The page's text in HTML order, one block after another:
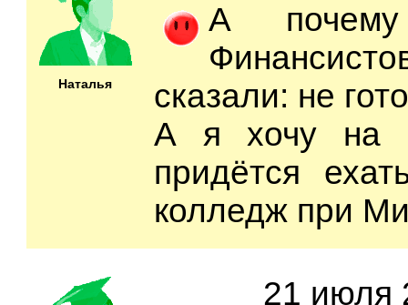
Наталья
А почему
сказали: не
А я хочу на
придётся
колледж при
21 июля